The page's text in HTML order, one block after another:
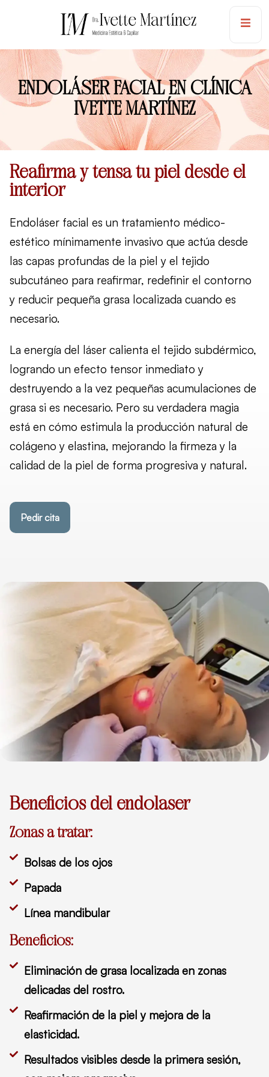
ENDOLÁSER FACIAL EN CLÍNICA
IVETTE MARTÍNEZ
Reafirma y tensa tu piel desde el
interior
Endoláser facial es un tratamiento médico-
estético mínimamente invasivo que actúa desde
las capas profundas de la piel y el tejido
subcutáneo para reafirmar, redefinir el contorno
y reducir pequeña grasa localizada cuando es
necesario.
La energía del láser calienta el tejido subdérmico,
logrando un efecto tensor inmediato y
destruyendo a la vez pequeñas acumulaciones de
grasa si es necesario. Pero su verdadera magia
está en cómo estimula la producción natural de
colágeno y elastina, mejorando la firmeza y la
calidad de la piel de forma progresiva y natural.
Pedir cita
Beneficios del endolaser
Zonas a tratar:
Bolsas de los ojos
Papada
Línea mandibular
Beneficios:
Eliminación de grasa localizada en zonas
delicadas del rostro.
Reafirmación de la piel y mejora de la
elasticidad.
Resultados visibles desde la primera sesión,